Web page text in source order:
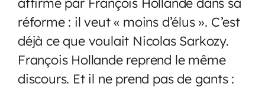
réforme : il veut « moins d’élus ». C’est
déjà ce que voulait Nicolas Sarkozy.
François Hollande reprend le même
discours. Et il ne prend pas de gants :